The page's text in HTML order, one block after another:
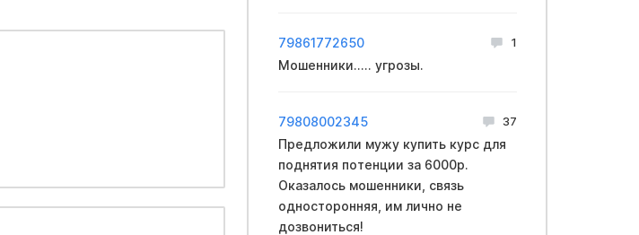
79861772650 1
Мошенники..... угрозы.
79808002345 37
Предложили мужу купить курс для
поднятия потенции за 6000р.
Оказалось мошенники, связь
односторонняя, им лично не
дозвониться!